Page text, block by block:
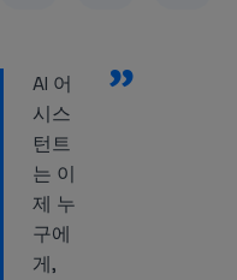
”
AI 어
시스
턴트
는 이
제 누
구에
게,